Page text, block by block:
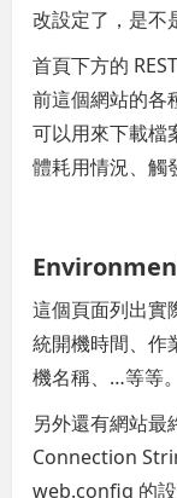
改設定了，是不
首頁下方的
前這個網站的各
可以用來下載檔
體耗用情況、觸
這個頁面列出實
統開機時間、作
機名稱、…等等。
另外還有網站
Connection
web.config 的